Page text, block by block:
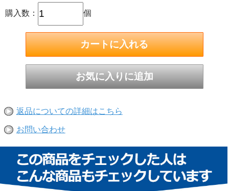
購入数： 個
返品についての詳細はこちら
お問い合わせ